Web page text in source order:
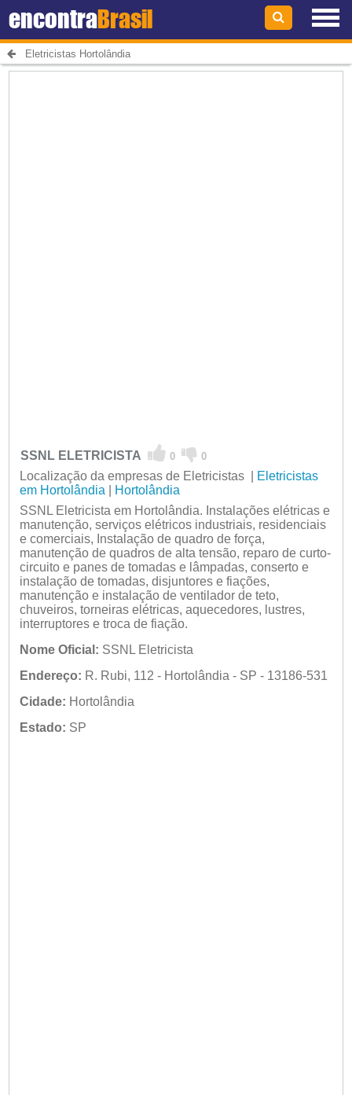
encontraBrasil
Eletricistas Hortolândia
SSNL ELETRICISTA 0 0
Localização da empresas de Eletricistas |
Eletricistas
em Hortolândia
Hortolândia
SSNL Eletricista em Hortolândia. Instalações elétricas e
manutenção, serviços elétricos industriais, residenciais
e comerciais, Instalação de quadro de força,
manutenção de quadros de alta tensão, reparo de curto-
circuito e panes de tomadas e lâmpadas, conserto e
instalação de tomadas, disjuntores e fiações,
manutenção e instalação de ventilador de teto,
chuveiros, torneiras elétricas, aquecedores, lustres,
interruptores e troca de fiação.
Nome Oficial: SSNL Eletricista
Endereço: R. Rubi, 112 - Hortolândia - SP - 13186-531
Cidade: Hortolândia
Estado: SP